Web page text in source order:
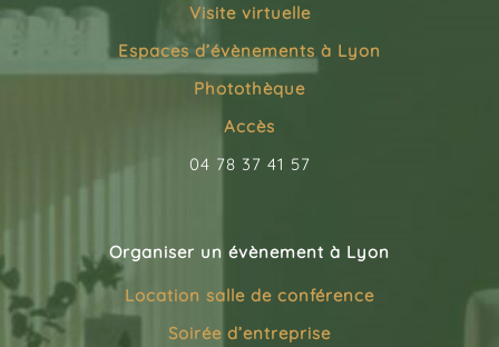
Visite virtuelle
Espaces d’évènements à Lyon
Photothèque
Accès
04 78 37 41 57
Organiser un évènement à Lyon
Location salle de conférence
Soirée d’entreprise